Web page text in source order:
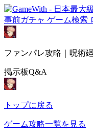
事前ガチャ ゲーム検索
ファンパレ攻略｜呪術
掲示板Q&A
トップに戻る
ゲーム攻略一覧を見る